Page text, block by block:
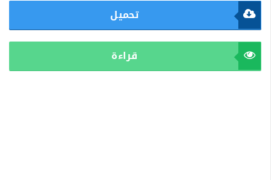
تحميل
قراءة